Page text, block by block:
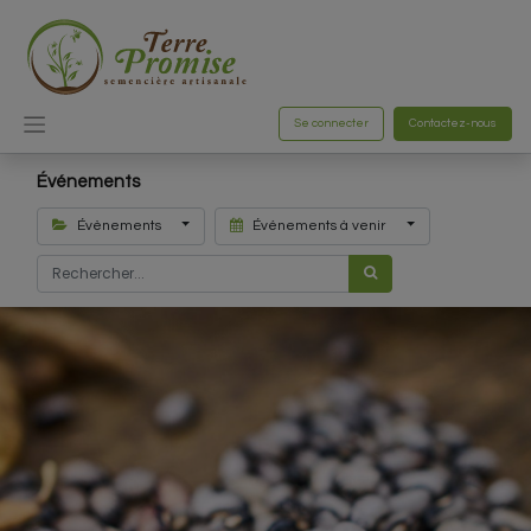
Se connecter Contactez-nous
Événements
Évènements Événements à venir